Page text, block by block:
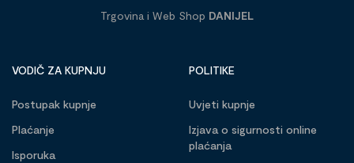
Trgovina i Web Shop DANIJEL
VODIČ ZA KUPNJU
Postupak kupnje
Plaćanje
Isporuka
POLITIKE
Uvjeti kupnje
Izjava o sigurnosti online
plaćanja